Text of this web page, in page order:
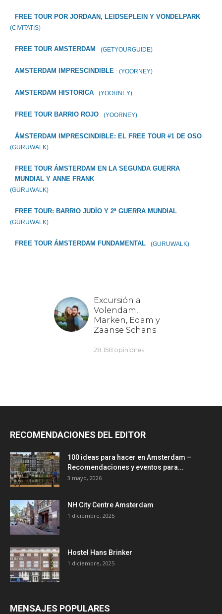
FREE TOUR POR JORDAAN, LEIDSEPLEIN Y VONDELPARK
(CIVITATIS)
FREE TOUR AMSTERDAM (GETYOURGUIDE)
AMSTERDAM IMPRESCINDIBLE (YOORNEY)
AMSTERDAM HISTORICA (YOORNEY)
FREE TOUR BARRIO ROJO (YOORNEY)
ÁMSTERDAM IMPRESCINDIBLE: EL FREE TOUR #1 DE OSO
(GURUWALK)
FREE TOUR ÁMSTERDAM EN LA SEGUNDA GUERRA
MUNDIAL Y ANNE FRANK
(GURUWALK)
FREE TOUR: BARRIO JUDÍO Y 2ª GUERRA MUNDIAL
(GURUWALK)
FREE TOUR ÁMSTERDAM FUNDAMENTAL (GURUWALK)
RECOMENDACIONES DEL EDITOR
100 ideas para hacer en Amsterdam –
Recomendaciones y eventos para...
3 mayo, 2026
NH City Centre Amsterdam
1 diciembre, 2025
Hostel Hans Brinker
1 diciembre, 2025
MENSAJES POPULARES